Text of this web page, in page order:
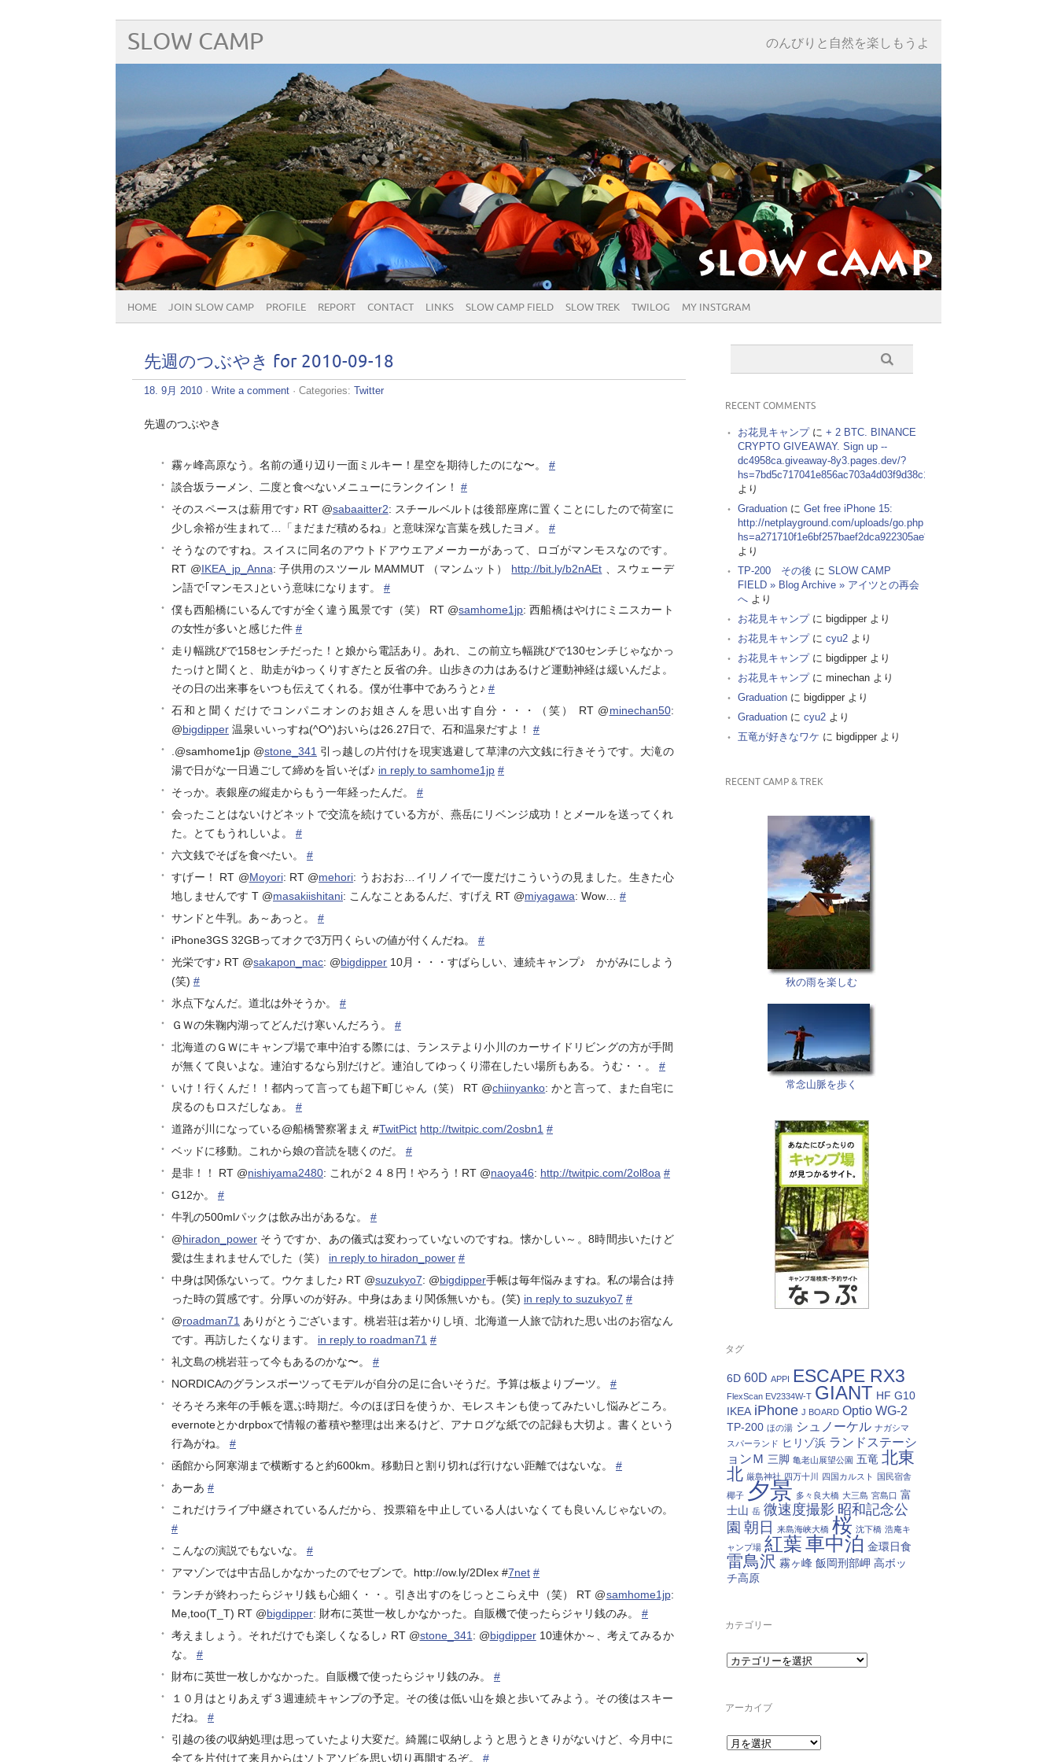
SLOW CAMP のんびりと自然を楽しもうよ
HOME JOIN SLOW CAMP PROFILE REPORT CONTACT LINKS SLOW CAMP FIELD SLOW TREK TWILOG MY INSTGRAM
先週のつぶやき for 2010-09-18
18. 9月 2010 · Write a comment · Categories: Twitter
先週のつぶやき
霧ヶ峰高原なう。名前の通り辺り一面ミルキー！星空を期待したのにな〜。 #
談合坂ラーメン、二度と食べないメニューにランクイン！ #
そのスペースは薪用です♪ RT @sabaaitter2: スチールベルトは後部座席に置くことにしたので荷室に
少し余裕が生まれて…「まだまだ積めるね」と意味深な言葉を残したヨメ。 #
そうなのですね。スイスに同名のアウトドアウエアメーカーがあって、ロゴがマンモスなのです。
RT @IKEA_jp_Anna: 子供用のスツール MAMMUT （マンムット） http://bit.ly/b2nAEt 、スウェーデ
ン語で｢マンモス｣という意味になります。 #
僕も西船橋にいるんですが全く違う風景です（笑） RT @samhome1jp: 西船橋はやけにミニスカート
の女性が多いと感じた件 #
走り幅跳びで158センチだった！と娘から電話あり。あれ、この前立ち幅跳びで130センチじゃなかっ
たっけと聞くと、助走がゆっくりすぎたと反省の弁。山歩きの力はあるけど運動神経は緩いんだよ。
その日の出来事をいつも伝えてくれる。僕が仕事中であろうと♪ #
石和と聞くだけでコンパニオンのお姐さんを思い出す自分・・・（笑） RT @minechan50:
@bigdipper 温泉いいっすね(^O^)おいらは26.27日で、石和温泉だすよ！ #
.@samhome1jp @stone_341 引っ越しの片付けを現実逃避して草津の六文銭に行きそうです。大滝の
湯で日がな一日過ごして締めを旨いそば♪ in reply to samhome1jp #
そっか。表銀座の縦走からもう一年経ったんだ。 #
会ったことはないけどネットで交流を続けている方が、燕岳にリベンジ成功！とメールを送ってくれ
た。とてもうれしいよ。 #
六文銭でそばを食べたい。 #
すげー！ RT @Moyori: RT @mehori: うおおお…イリノイで一度だけこういうの見ました。生きた心
地しませんです T @masakiishitani: こんなことあるんだ、すげえ RT @miyagawa: Wow… #
サンドと牛乳。あ～あっと。 #
iPhone3GS 32GBってオクで3万円くらいの値が付くんだね。 #
光栄です♪ RT @sakapon_mac: @bigdipper 10月・・・すばらしい、連続キャンプ♪ かがみにしよう
(笑) #
氷点下なんだ。道北は外そうか。 #
ＧＷの朱鞠内湖ってどんだけ寒いんだろう。 #
北海道のＧＷにキャンプ場で車中泊する際には、ランステより小川のカーサイドリビングの方が手間
が無くて良いよな。連泊するなら別だけど。連泊してゆっくり滞在したい場所もある。うむ・・。 #
いけ！行くんだ！！都内って言っても超下町じゃん（笑） RT @chiinyanko: かと言って、また自宅に
戻るのもロスだしなぁ。 #
道路が川になっている@船橋警察署まえ #TwitPict http://twitpic.com/2osbn1 #
ベッドに移動。これから娘の音読を聴くのだ。 #
是非！！ RT @nishiyama2480: これが２４８円！やろう！RT @naoya46: http://twitpic.com/2ol8oa #
G12か。 #
牛乳の500mlパックは飲み出があるな。 #
@hiradon_power そうですか、あの儀式は変わっていないのですね。懐かしい～。8時間歩いたけど
愛は生まれませんでした（笑） in reply to hiradon_power #
中身は関係ないって。ウケました♪ RT @suzukyo7: @bigdipper手帳は毎年悩みますね。私の場合は持
った時の質感です。分厚いのが好み。中身はあまり関係無いかも。(笑) in reply to suzukyo7 #
@roadman71 ありがとうございます。桃岩荘は若かりし頃、北海道一人旅で訪れた思い出のお宿なん
です。再訪したくなります。 in reply to roadman71 #
礼文島の桃岩荘って今もあるのかな〜。 #
NORDICAのグランスポーツってモデルが自分の足に合いそうだ。予算は板よりブーツ。 #
そろそろ来年の手帳を選ぶ時期だ。今のほぼ日を使うか、モレスキンも使ってみたいし悩みどころ。
evernoteとかdrpboxで情報の蓄積や整理は出来るけど、アナログな紙での記録も大切よ。書くという
行為がね。 #
函館から阿寒湖まで横断すると約600km。移動日と割り切れば行けない距離ではないな。 #
あーあ #
これだけライブ中継されているんだから、投票箱を中止している人はいなくても良いんじゃないの。
#
こんなの演説でもないな。 #
アマゾンでは中古品しかなかったのでセブンで。http://ow.ly/2DIex #7net #
ランチが終わったらジャリ銭も心細く・・。引き出すのをじっとこらえ中（笑） RT @samhome1jp:
Me,too(T_T) RT @bigdipper: 財布に英世一枚しかなかった。自販機で使ったらジャリ銭のみ。 #
考えましょう。それだけでも楽しくなるし♪ RT @stone_341 : @bigdipper10連休か～、考えてみるか
な。 #
財布に英世一枚しかなかった。自販機で使ったらジャリ銭のみ。 #
１０月はとりあえず３週連続キャンプの予定。その後は低い山を娘と歩いてみよう。その後はスキー
だね。 #
引越の後の収納処理は思っていたより大変だ。綺麗に収納しようと思うときりがないけど、今月中に
全てを片付けて来月からはソトアソビを思い切り再開するぞ。 #
RECENT COMMENTS
お花見キャンプに + 2 BTC. BINANCE
CRYPTO GIVEAWAY. Sign up --
dc4958ca.giveaway-8y3.pages.dev/?
hs=7bd5c717041e856ac703a4d03f9d38c1&
より
Graduationに Get free iPhone 15:
http://netplayground.com/uploads/go.php
hs=a271710f1e6bf257baef2dca922305ae*
より
TP-200 その後 に SLOW CAMP
FIELD » Blog Archive » アイツとの再会
へより
お花見キャンプに bigdipperより
お花見キャンプに cyu2より
お花見キャンプに bigdipperより
お花見キャンプに minechanより
Graduationに bigdipperより
Graduationに cyu2より
五竜が好きなワケ に bigdipperより
RECENT CAMP & TREK
秋の雨を楽しむ
常念山脈を歩く
タグ
6D 60D APPI ESCAPE RX3
FlexScan EV2334W-T GIANT HF G10
IKEA iPhone J BOARD Optio WG-2
TP-200 ほの湯 シュノーケル ナガシマ
スパーランド ヒリゾ浜 ランドステーシ
ョンＭ 三脚 亀老山展望公園 五竜 北東
北 厳島神社 四万十川 四国カルスト
国民宿舎
椰子 夕景 多々良大橋 大三島 宮島口 富
士山 岳 微速度撮影 昭和記念公
園 朝日 来島海峡大橋 桜 沈下橋 浩庵キ
ャンプ場 紅葉車中泊 金環日食
雷鳥沢 霧ヶ峰 飯岡刑部岬 高ボッ
チ高原
カテゴリー
カ
テ
ーアーカイブ
ア
ー